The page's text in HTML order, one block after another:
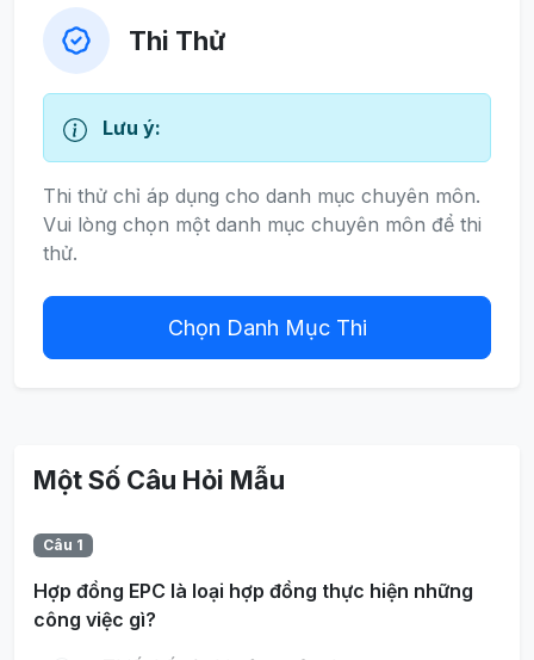
Thi Thử
Lưu ý:
Thi thử chỉ áp dụng cho danh mục chuyên môn.
Vui lòng chọn một danh mục chuyên môn để thi
thử.
Chọn Danh Mục Thi
Một Số Câu Hỏi Mẫu
Câu 1
Hợp đồng EPC là loại hợp đồng thực hiện những
công việc gì?